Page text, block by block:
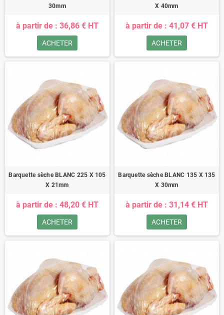
30mm
à partir de : 36,86 € HT
ACHETER
X 40mm
à partir de : 41,07 € HT
ACHETER
Barquette sèche BLANC 225 X 105
X 21mm
à partir de : 48,20 € HT
ACHETER
Barquette sèche BLANC 135 X 135
X 30mm
à partir de : 31,14 € HT
ACHETER